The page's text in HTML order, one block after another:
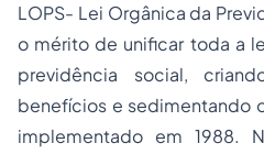
LOPS- Lei Orgânica da
o mérito de unificar toda a
previdência social,
benefícios e sedimentando
implementado em 1988.